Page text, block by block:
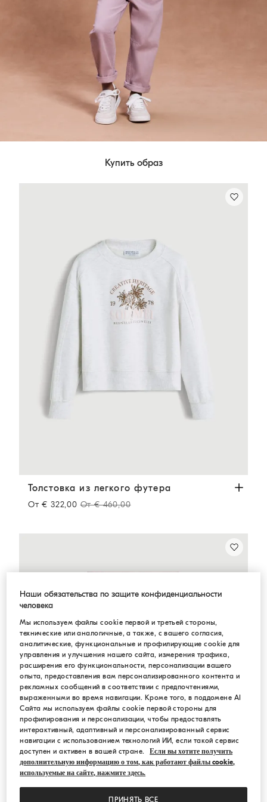
Купить образ
Толстовка из легкого футера Светло-Серый
Толстовка из легкого футера
От € 322,00 От € 460,00
Наши обязательства по защите конфиденциальности
человека
Мы используем файлы cookie первой и третьей стороны,
технические или аналогичные, а также, с вашего согласия,
аналитические, функциональные и профилирующие cookie для
управления и улучшения нашего сайта, измерения трафика,
расширения его функциональности, персонализации вашего
опыта, предоставления вам персонализированного контента и
рекламных сообщений в соответствии с предпочтениями,
выраженными во время навигации. Кроме того, в поддомене AI
Сайта мы используем файлы cookie первой стороны для
профилирования и персонализации, чтобы предоставлять
интерактивный, адаптивный и персонализированный сервис
навигации с использованием технологий ИИ, если такой сервис
доступен и активен в вашей стране.
Если вы хотите получить
дополнительную информацию о том, как работают файлы cookie,
используемые на сайте, нажмите здесь.
ПРИНЯТЬ ВСЕ